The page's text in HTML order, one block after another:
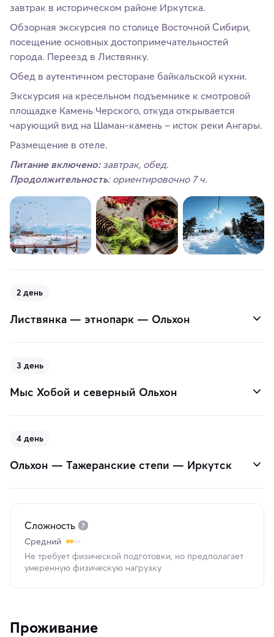
завтрак в историческом районе Иркутска.
Обзорная экскурсия по столице Восточной Сибири,
посещение основных достопримечательностей
города. Переезд в Листвянку.
Обед в аутентичном ресторане байкальской кухни.
Экскурсия на кресельном подъемнике к смотровой
площадке Камень Черского, откуда открывается
чарующий вид на Шаман-камень – исток реки Ангары.
Размещение в отеле.
Питание включено: завтрак, обед.
Продолжительность: ориентировочно 7 ч.
2 день
Листвянка — этнопарк — Ольхон
3 день
Мыс Хобой и северный Ольхон
4 день
Ольхон — Тажеранские степи — Иркутск
Сложность
Средний
Не требует физической подготовки, но предполагает
умеренную физическую нагрузку
Проживание